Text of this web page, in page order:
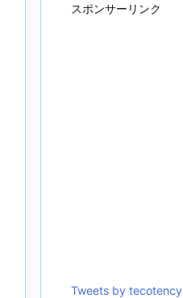
スポンサーリンク
Tweets by tecotency